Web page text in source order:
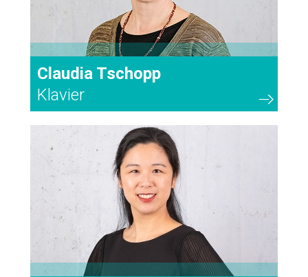
Claudia Tschopp
Klavier